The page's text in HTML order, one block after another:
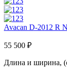
Avacan D-2012 R
55 500 ₽
Длина и ширина,